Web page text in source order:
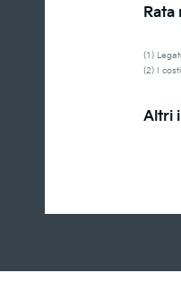
Rata
(1)
(2) I
Altri